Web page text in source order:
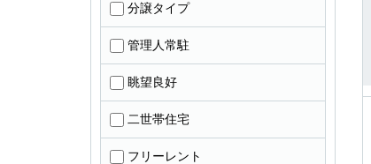
分譲タイプ
管理人常駐
眺望良好
二世帯住宅
フリーレント